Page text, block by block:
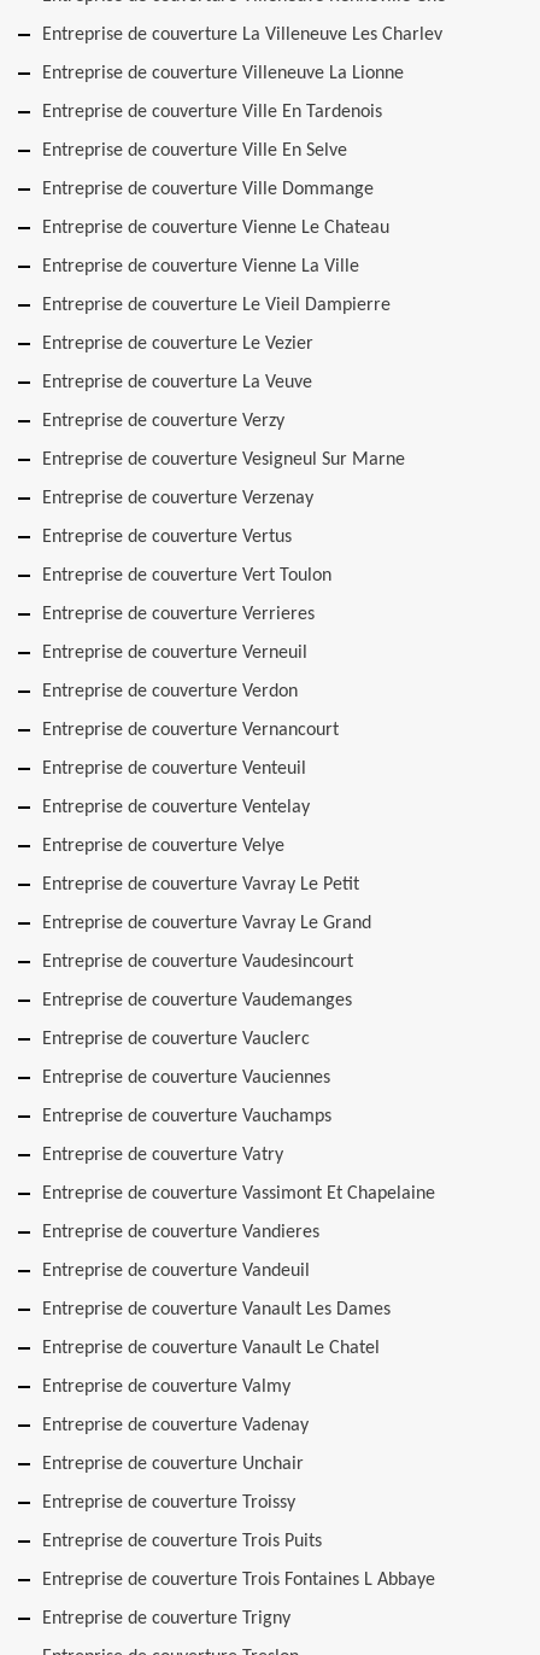
Entreprise de couverture La Villeneuve Les Charlev
Entreprise de couverture Villeneuve La Lionne
Entreprise de couverture Ville En Tardenois
Entreprise de couverture Ville En Selve
Entreprise de couverture Ville Dommange
Entreprise de couverture Vienne Le Chateau
Entreprise de couverture Vienne La Ville
Entreprise de couverture Le Vieil Dampierre
Entreprise de couverture Le Vezier
Entreprise de couverture La Veuve
Entreprise de couverture Verzy
Entreprise de couverture Vesigneul Sur Marne
Entreprise de couverture Verzenay
Entreprise de couverture Vertus
Entreprise de couverture Vert Toulon
Entreprise de couverture Verrieres
Entreprise de couverture Verneuil
Entreprise de couverture Verdon
Entreprise de couverture Vernancourt
Entreprise de couverture Venteuil
Entreprise de couverture Ventelay
Entreprise de couverture Velye
Entreprise de couverture Vavray Le Petit
Entreprise de couverture Vavray Le Grand
Entreprise de couverture Vaudesincourt
Entreprise de couverture Vaudemanges
Entreprise de couverture Vauclerc
Entreprise de couverture Vauciennes
Entreprise de couverture Vauchamps
Entreprise de couverture Vatry
Entreprise de couverture Vassimont Et Chapelaine
Entreprise de couverture Vandieres
Entreprise de couverture Vandeuil
Entreprise de couverture Vanault Les Dames
Entreprise de couverture Vanault Le Chatel
Entreprise de couverture Valmy
Entreprise de couverture Vadenay
Entreprise de couverture Unchair
Entreprise de couverture Troissy
Entreprise de couverture Trois Puits
Entreprise de couverture Trois Fontaines L Abbaye
Entreprise de couverture Trigny